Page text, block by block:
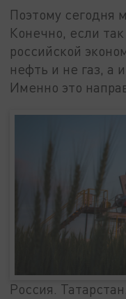
Поэтому сегодня
Конечно, если
российской
нефть и не газ, а
Именно это
Россия.